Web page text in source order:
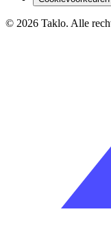
© 2026 Taklo. Alle